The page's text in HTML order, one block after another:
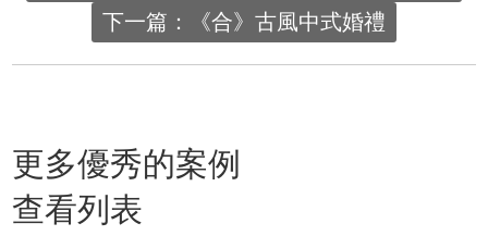
下一篇：《合》古風中式婚禮
更多優秀的案例
查看列表